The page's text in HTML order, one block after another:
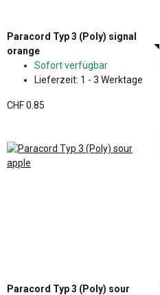
Paracord Typ 3 (Poly) signal
orange
Sofort verfügbar
Lieferzeit: 1 - 3 Werktage
CHF 0.85
Paracord Typ 3 (Poly) sour